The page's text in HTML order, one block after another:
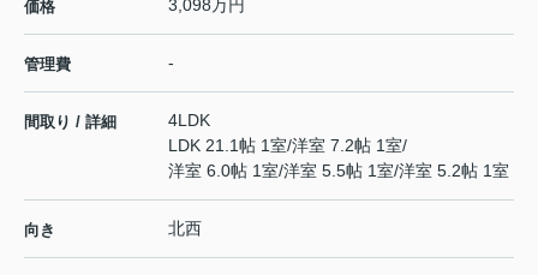
価格 3,098万円
管理費 -
間取り / 詳細
4LDK
LDK 21.1帖 1室/洋室 7.2帖 1室/
洋室 6.0帖 1室/洋室 5.5帖 1室/洋室 5.2帖 1室
向き 北西